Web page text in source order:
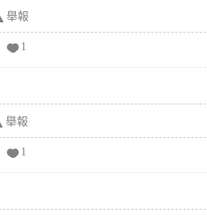
舉報
1
舉報
1